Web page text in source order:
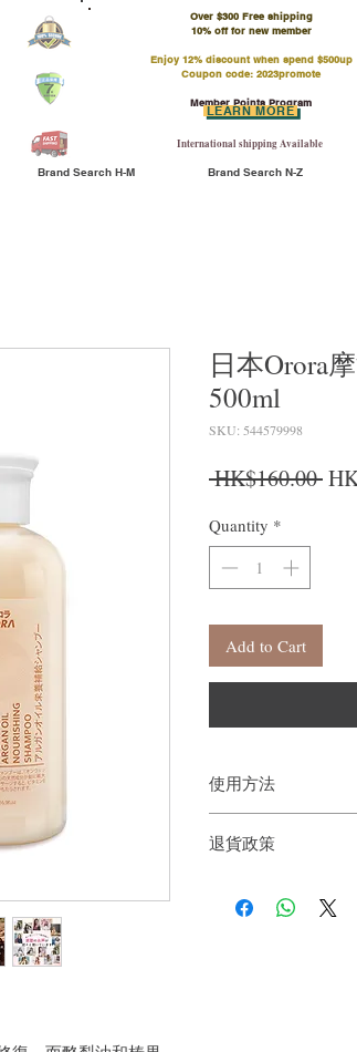
Over $300 Free shipping
​10% off for new member
Enjoy 12% discount when spend $500up
Coupon code: 2023promote
Member Points Program
International shipping Available
LEARN MORE
Brand Search H-M Brand Search N-Z
日本Orora
500ml
SKU: 544579998
HK$160.00
Quantity *
Add to Cart
使用方法
取雙手搓揉起泡，
退貨政策
戶。首先，您需要在